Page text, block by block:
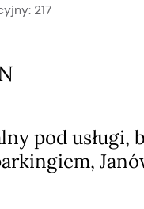
217
pod usługi,